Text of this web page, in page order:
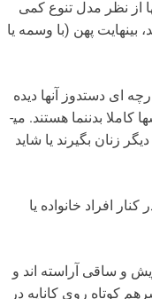
از نظر مدل تنوع کمی
بی­نهایت پهن (با وسمه یا
ای دست­دوز آنها دیده
می­شود و این نشان می­دهد که در آن دوره آستردوزی متداول نبوده، و در یکی دو عکس لباس­ها کاملا بدن­نما هستند. می­
زنان بگیرند یا شاید
افراد خانواده یا
و ساقی آراسته­ اند و
کوتاه روی کاناپه در